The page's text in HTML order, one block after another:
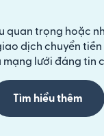
quan trọng hoặc
dịch chuyển
lưới đáng tin
Tìm hiểu thêm